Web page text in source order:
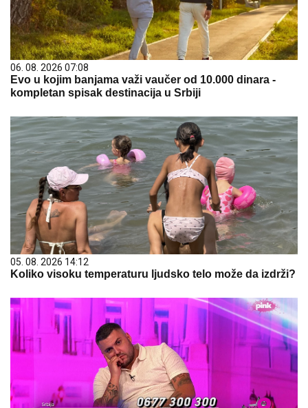
06. 08. 2026 07:08
Evo u kojim banjama važi vaučer od 10.000 dinara -
kompletan spisak destinacija u Srbiji
05. 08. 2026 14:12
Koliko visoku temperaturu ljudsko telo može da izdrži?